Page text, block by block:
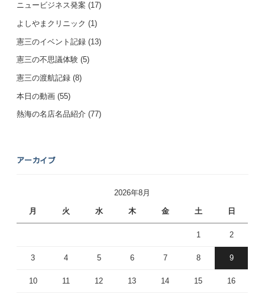
ニュービジネス発案 (17)
よしやまクリニック (1)
憲三のイベント記録 (13)
憲三の不思議体験 (5)
憲三の渡航記録 (8)
本日の動画 (55)
熱海の名店名品紹介 (77)
アーカイブ
2026年8月
月 火 水 木 金 土 日
1 2
3 4 5 6 7 8 9
10 11 12 13 14 15 16